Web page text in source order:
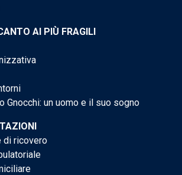
AI PIÙ FRAGILI
Gnocchi: un uomo e il suo sogno
di ricovero